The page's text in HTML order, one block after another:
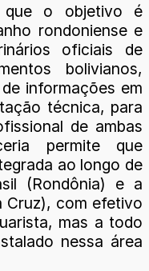
que o objetivo é
rondoniense e
oficiais de
bolivianos,
informações em
técnica, para
de ambas
permite que
ao longo de
(Rondônia) e a
Cruz), com efetivo
mas a todo
nessa área